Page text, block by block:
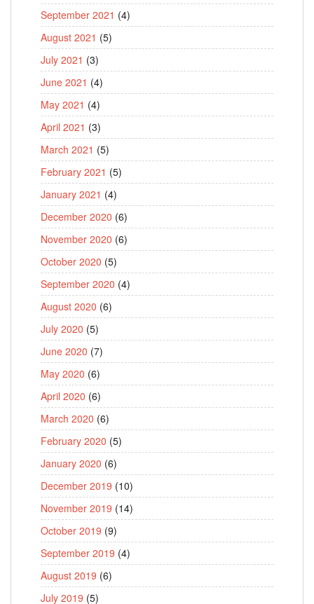
September 2021 (4)
August 2021 (5)
July 2021 (3)
June 2021 (4)
May 2021 (4)
April 2021 (3)
March 2021 (5)
February 2021 (5)
January 2021 (4)
December 2020 (6)
November 2020 (6)
October 2020 (5)
September 2020 (4)
August 2020 (6)
July 2020 (5)
June 2020 (7)
May 2020 (6)
April 2020 (6)
March 2020 (6)
February 2020 (5)
January 2020 (6)
December 2019 (10)
November 2019 (14)
October 2019 (9)
September 2019 (4)
August 2019 (6)
July 2019 (5)